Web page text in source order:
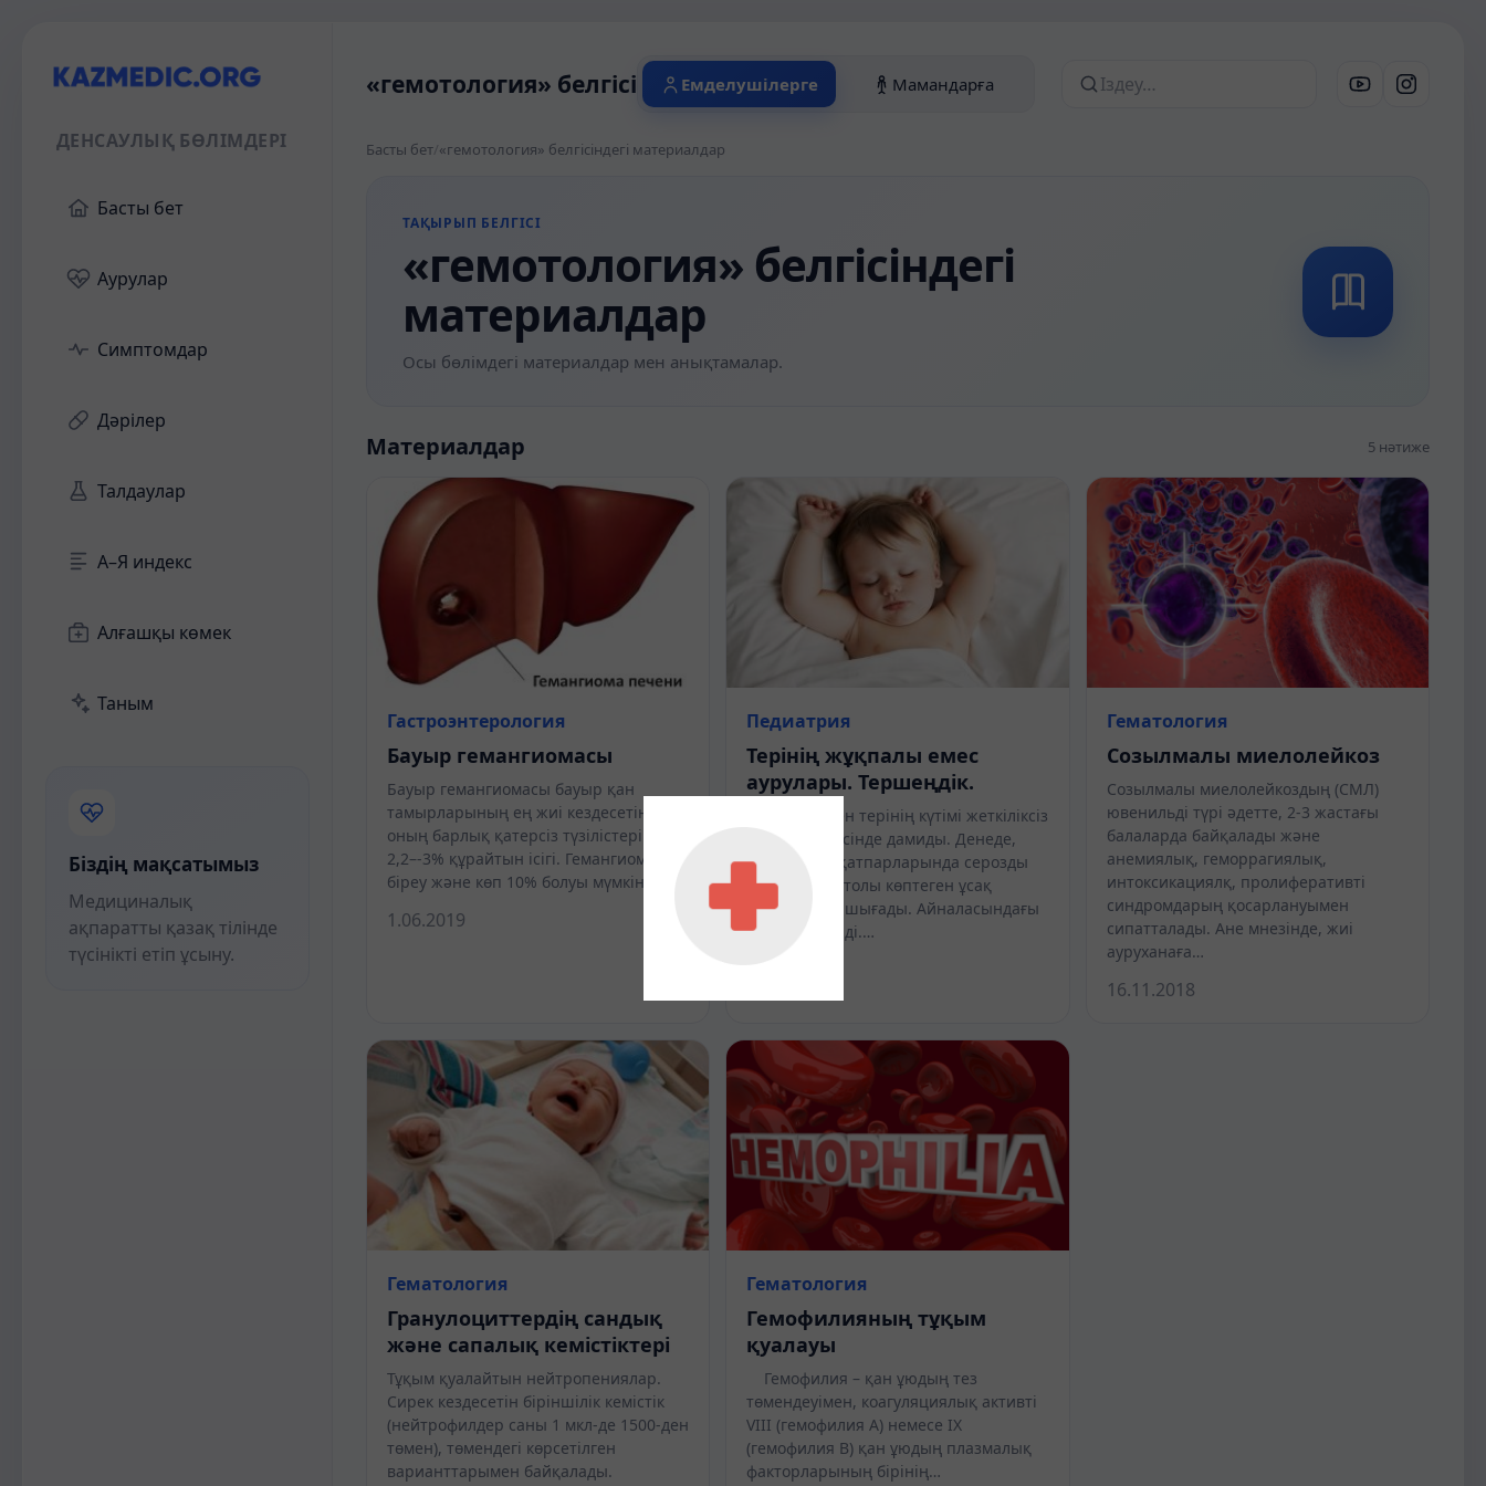
ДЕНСАУЛЫҚ БӨЛІМДЕРІ
Басты бет
Аурулар
Симптомдар
Дәрілер
Талдаулар
А–Я индекс
Алғашқы көмек
Таным
Біздің мақсатымыз
Медициналық
ақпаратты қазақ тілінде
түсінікті етіп ұсыну.
«гемотология» белгісіндегі материалдар
Емделушілерге Мамандарға Сайттан іздеу
Басты бет/«гемотология» белгісіндегі материалдар
ТАҚЫРЫП БЕЛГІСІ
«гемотология» белгісіндегі
материалдар
Осы бөлімдегі материалдар мен анықтамалар.
Материалдар 5 нәтиже
Гастроэнтерология
Бауыр гемангиомасы
Бауыр гемангиомасы бауыр қан
тамырларының ең жиі кездесетін
оның барлық қатерсіз түзілістерінің
2,2–-3% құрайтын ісігі. Гемангиомалар
біреу және көп 10% болуы мүмкін.…
1.06.2019
Педиатрия
Терінің жұқпалы емес
аурулары. Тершеңдік.
Ыстықтау мен терінің күтімі жеткіліксіз
болу нәтижесінде дамиды. Денеде,
мойын тері қатпарларында серозды
сұйықтыққа толы көптеген ұсақ
көпіршіктер шығады. Айналасындағы
тері өзгермйді.…
Гематология
Созылмалы миелолейкоз
Созылмалы миелолейкоздың (СМЛ)
ювенильді түрі әдетте, 2-3 жастағы
балаларда байқалады және
анемиялық, геморрагиялық,
интоксикациялқ, пролиферативті
синдромдарың қосарлануымен
сипатталады. Ане мнезінде, жиі
ауруханаға…
16.11.2018
Гематология
Гранулоциттердің сандық
және сапалық кемістіктері
Тұқым қуалайтын нейтропениялар.
Сирек кездесетін біріншілік кемістік
(нейтрофилдер саны 1 мкл-де 1500-ден
төмен), төмендегі көрсетілген
варианттарымен байқалады.
Гематология
Гемофилияның тұқым
қуалауы
Гемофилия – қан ұюдың тез
төмендеуімен, коагуляциялық активті
VIII (гемофилия А) немесе IX
(гемофилия В) қан ұюдың плазмалық
факторларының бірінің…